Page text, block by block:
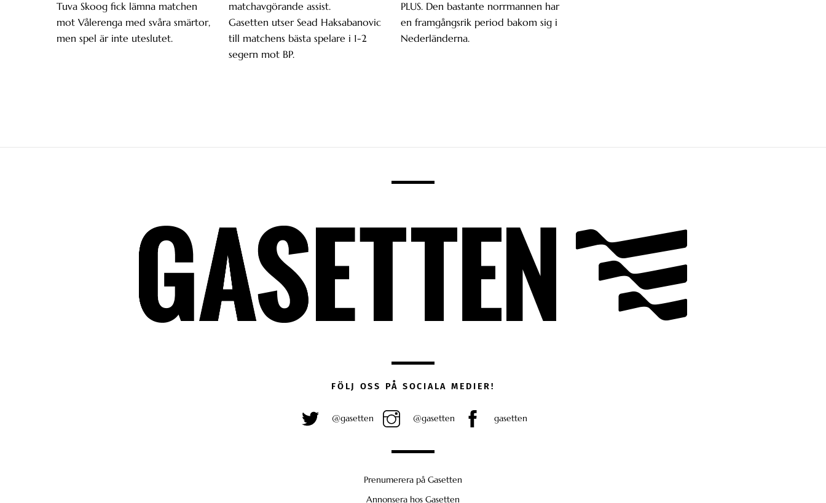
Tuva Skoog fick lämna matchen
mot Vålerenga med svåra smärtor,
men spel är inte uteslutet.
matchavgörande assist.
Gasetten utser Sead Haksabanovic
till matchens bästa spelare i 1-2
segern mot BP.
PLUS. Den bastante norrmannen har
en framgångsrik period bakom sig i
Nederländerna.
FÖLJ OSS PÅ SOCIALA MEDIER!
@gasetten @gasetten gasetten
Prenumerera på Gasetten
Annonsera hos Gasetten